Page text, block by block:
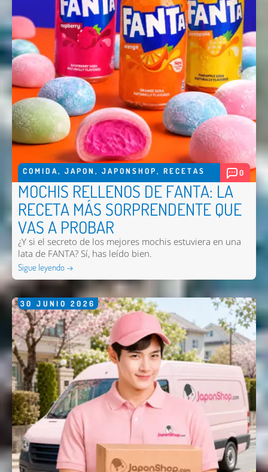
COMIDA, JAPON , JAPONSHOP, RECETAS 0
MOCHIS RELLENOS DE FANTA: LA
RECETA MÁS SORPRENDENTE QUE
VAS A PROBAR
¿Y si el secreto de los mejores mochis estuviera en una
lata de FANTA? Sí, has leído bien.
Sigue leyendo →
30 JUNIO 2026